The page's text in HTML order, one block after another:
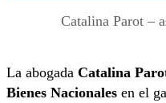
Catalina Parot –
La abogada Catalina
Bienes Nacionales en el